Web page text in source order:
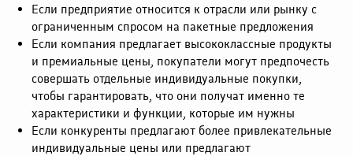
Если предприятие относится к отрасли или рынку с
ограниченным спросом на пакетные предложения
Если компания предлагает высококлассные продукты
и премиальные цены, покупатели могут предпочесть
совершать отдельные индивидуальные покупки,
чтобы гарантировать, что они получат именно те
характеристики и функции, которые им нужны
Если конкуренты предлагают более привлекательные
индивидуальные цены или предлагают